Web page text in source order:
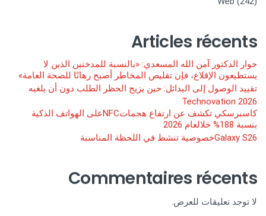
Articles récents
حوار الدكتور آمن الله المسعدي: «بالنسبة للمدخنين الذين لا
يستطيعون الإقلاع، فإن تقليص المخاطر أصبح رهانًا للصحة العامة»
تقييد الوصول إلى البدائل: حين يزيح الحظر الطلب دون أن يلغيه
Technovation 2026
كاسبرسكي تكشف عن ارتفاع هجماتNFCعلى الهواتف الذكية
بنسبة 188% خلالعام 2026
Galaxy S26خصوصية تنشط في اللحظة المناسبة
Commentaires récents
لا توجد تعليقات للعرض.